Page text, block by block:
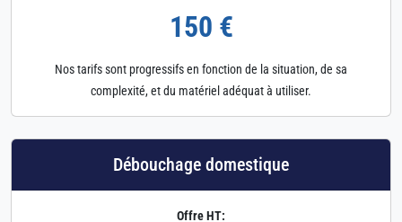
150 €
Nos tarifs sont progressifs en fonction de la situation, de sa
complexité, et du matériel adéquat à utiliser.
Débouchage domestique
Offre HT: